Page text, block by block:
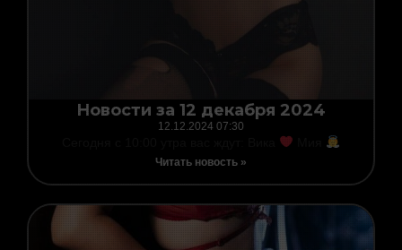
Новости за 12 декабря 2024
12.12.2024 07:30
Читать новость »